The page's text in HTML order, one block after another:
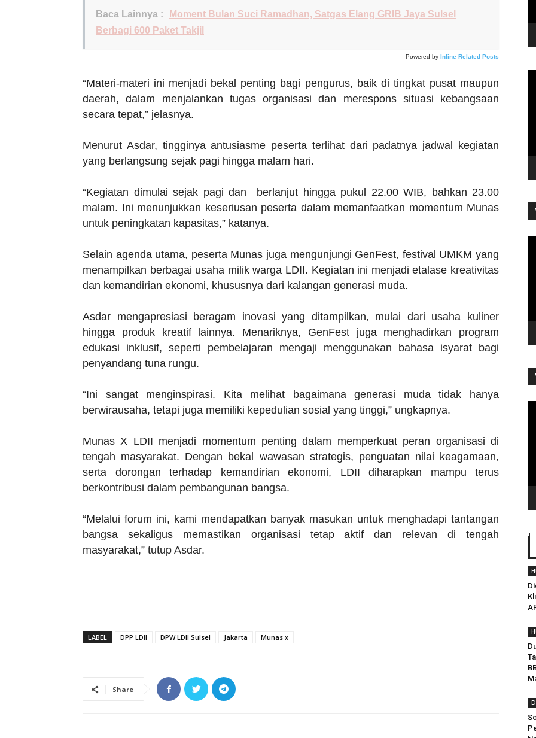
Baca Lainnya :
Moment Bulan Suci Ramadhan, Satgas Elang GRIB Jaya Sulsel
Berbagi 600 Paket Takjil
Powered by Inline Related Posts
“Materi-materi ini menjadi bekal penting bagi pengurus, baik di tingkat pusat maupun
daerah, dalam menjalankan tugas organisasi dan merespons situasi kebangsaan
secara tepat,” jelasnya.
Menurut Asdar, tingginya antusiasme peserta terlihat dari padatnya jadwal kegiatan
yang berlangsung sejak pagi hingga malam hari.
“Kegiatan dimulai sejak pagi dan berlanjut hingga pukul 22.00 WIB, bahkan 23.00
malam. Ini menunjukkan keseriusan peserta dalam memanfaatkan momentum Munas
untuk peningkatan kapasitas,” katanya.
Selain agenda utama, peserta Munas juga mengunjungi GenFest, festival UMKM yang
menampilkan berbagai usaha milik warga LDII. Kegiatan ini menjadi etalase kreativitas
dan kemandirian ekonomi, khususnya dari kalangan generasi muda.
Asdar mengapresiasi beragam inovasi yang ditampilkan, mulai dari usaha kuliner
hingga produk kreatif lainnya. Menariknya, GenFest juga menghadirkan program
edukasi inklusif, seperti pembelajaran mengaji menggunakan bahasa isyarat bagi
penyandang tuna rungu.
“Ini sangat menginspirasi. Kita melihat bagaimana generasi muda tidak hanya
berwirausaha, tetapi juga memiliki kepedulian sosial yang tinggi,” ungkapnya.
Munas X LDII menjadi momentum penting dalam memperkuat peran organisasi di
tengah masyarakat. Dengan bekal wawasan strategis, penguatan nilai keagamaan,
serta dorongan terhadap kemandirian ekonomi, LDII diharapkan mampu terus
berkontribusi dalam pembangunan bangsa.
“Melalui forum ini, kami mendapatkan banyak masukan untuk menghadapi tantangan
bangsa sekaligus memastikan organisasi tetap aktif dan relevan di tengah
masyarakat,” tutup Asdar.
LABEL DPP LDII DPW LDII Sulsel Jakarta Munas x
Share